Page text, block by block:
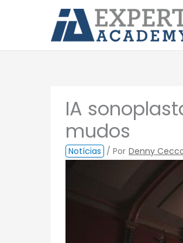
conteúdo
IA
mudos
Notícias / Por Denny